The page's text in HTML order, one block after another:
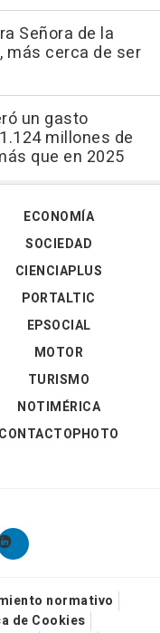
Señora de la
más cerca de ser
un gasto
millones de
que en 2025
ECONOMÍA
SOCIEDAD
CIENCIAPLUS
PORTALTIC
EPSOCIAL
MOTOR
TURISMO
NOTIMÉRICA
CONTACTOPHOTO
normativo
de Cookies